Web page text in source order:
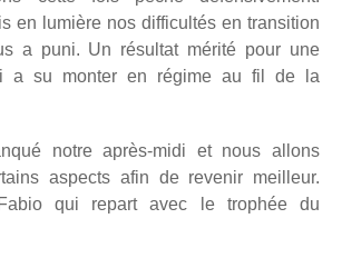
en lumière nos difficultés en transition
a puni. Un résultat mérité pour une
a su monter en régime au fil de la
notre après-midi et nous allons
aspects afin de revenir meilleur.
qui repart avec le trophée du